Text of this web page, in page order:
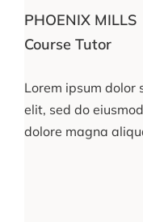
PHOENIX MILLS
Course Tutor
Lorem ipsum dolor
elit, sed do
dolore magna